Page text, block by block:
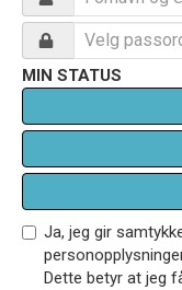
MIN STATUS
Ja, jeg gir
Dette betyr at jeg